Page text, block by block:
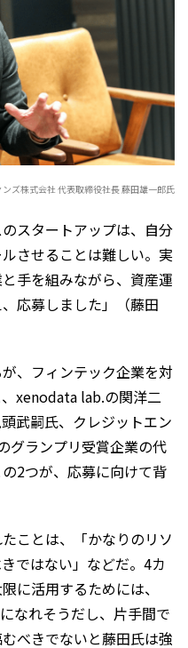
ンズ株式会社 代表取締役社長 藤田雄一郎氏
スタートアップは、自分
させることは難しい。実
手を組みながら、資産運
応募しました」（藤田
、フィンテック企業を対
xenodata lab.の関洋二
武嗣氏、クレジットエン
グランプリ受賞企業の代
2つが、応募に向けて背
ことは、「かなりのリソ
ではない」などだ。4カ
に活用するためには、
なれそうだし、片手間で
べきでないと藤田氏は強